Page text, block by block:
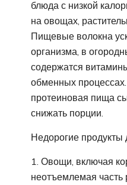
блюда с низкой
на овощах,
Пищевые волокна
организма, в
содержатся
обменных процессах.
протеиновая пища
снижать порции.
Недорогие продукты
Овощи, включая
неотъемлемая часть